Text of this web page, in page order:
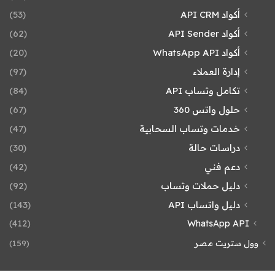
أكواد API CRM
(53)
أكواد API Sender
(62)
أكواد WhatsApp API
(20)
إدارة العملاء
(97)
تكامل وتساب API
(84)
حلول واتس 360
(67)
خدمات وتساب السحابية
(47)
دراسات حالة
(30)
دعم فني
(42)
دليل حملات وتساب
(92)
دليل واتساب API
(143)
WhatsApp API
(412)
وول ستريت مصر (159)